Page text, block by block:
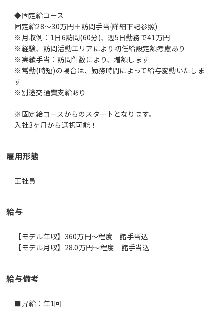
◆固定給コース
固定給28～30万円＋訪問手当(詳細下記参照)
※月収例：1日6訪問(60分)、週5日勤務で41万円
※経験、訪問活動エリアにより初任給設定額考慮あり
※実績手当：訪問件数により、増額します
※常勤(時短)の場合は、勤務時間によって給与変動いたしま
す
※別途交通費支給あり
※固定給コースからのスタートとなります。
入社3ヶ月から選択可能！
雇用形態
正社員
給与
【モデル年収】360万円〜程度 諸手当込
【モデル月収】28.0万円〜程度 諸手当込
給与備考
■昇給：年1回